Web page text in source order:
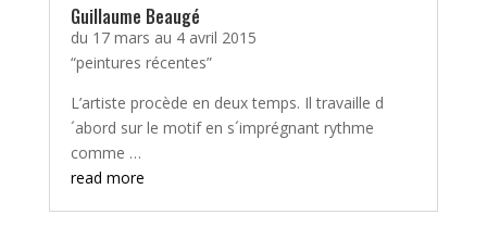
Guillaume Beaugé
du 17 mars au 4 avril 2015
“peintures récentes”
L’artiste procède en deux temps. Il travaille d
´abord sur le motif en s´imprégnant rythme
comme …
read more